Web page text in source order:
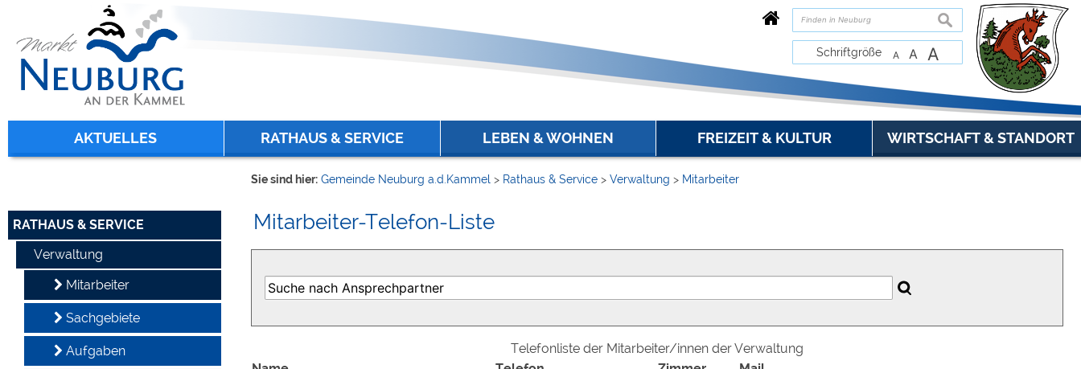
zur Navigation oder zur Startseitespringen.
suchen
Schriftgröße A A A
AKTUELLES RATHAUS & SERVICE LEBEN & WOHNEN FREIZEIT & KULTUR WIRTSCHAFT & STANDORT
RATHAUS & SERVICE
Verwaltung
Mitarbeiter
Sachgebiete
Aufgaben
Sie sind hier: Gemeinde Neuburg a.d.Kammel > Rathaus & Service > Verwaltung > Mitarbeiter
Mitarbeiter-Telefon-Liste
Telefonliste der Mitarbeiter/innen der Verwaltung